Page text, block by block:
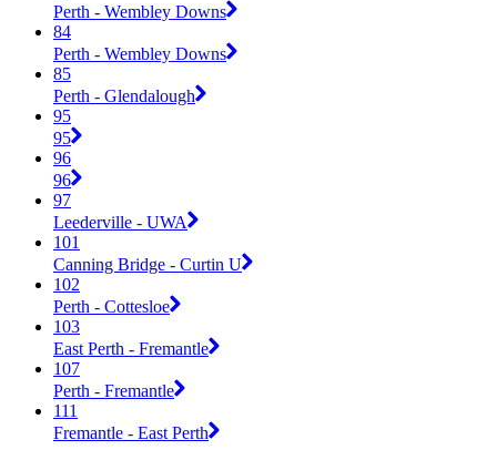
Perth - Wembley Downs
84
Perth - Wembley Downs
85
Perth - Glendalough
95
95
96
96
97
Leederville - UWA
101
Canning Bridge - Curtin U
102
Perth - Cottesloe
103
East Perth - Fremantle
107
Perth - Fremantle
111
Fremantle - East Perth